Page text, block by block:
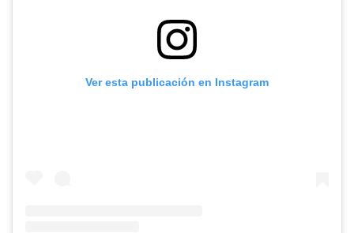
Ver esta publicación en Instagram